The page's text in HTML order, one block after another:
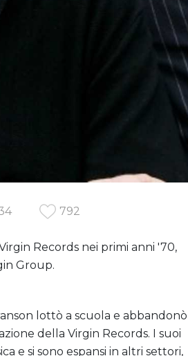
792
Records nei primi anni '70,
Group.
lottò a scuola e abbandonò
della Virgin Records. I suoi
e si sono espansi in altri settori,